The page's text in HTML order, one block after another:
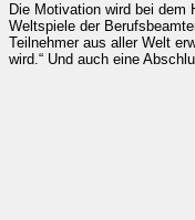
Die Motivation wird bei dem
Weltspiele der
Teilnehmer aus aller Welt
wird.“ Und auch eine